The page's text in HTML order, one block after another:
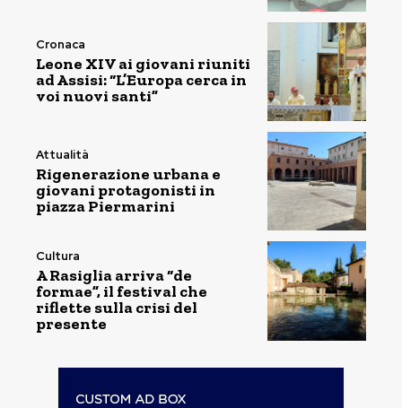
Cronaca
Leone XIV ai giovani riuniti
ad Assisi: “L’Europa cerca in
voi nuovi santi”
Attualità
Rigenerazione urbana e
giovani protagonisti in
piazza Piermarini
Cultura
A Rasiglia arriva “de
formae”, il festival che
riflette sulla crisi del
presente